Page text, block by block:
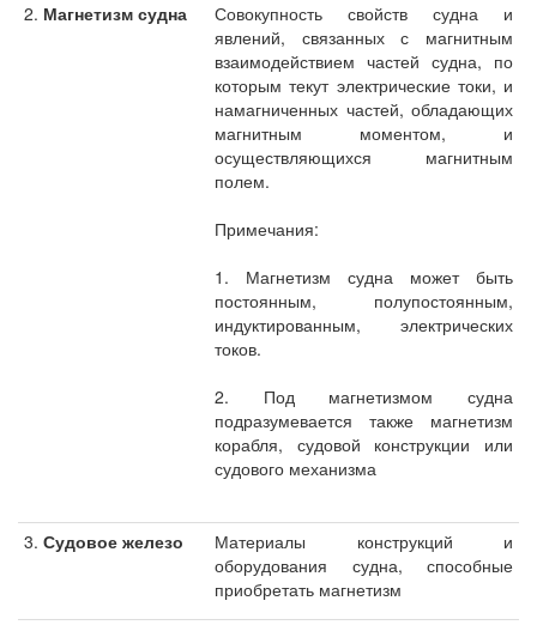
2. Магнетизм судна
Совокупность свойств судна и
явлений, связанных с магнитным
взаимодействием частей судна, по
которым текут электрические токи, и
намагниченных частей, обладающих
магнитным моментом, и
осуществляющихся магнитным
полем.
Примечания:
1. Магнетизм судна может быть
постоянным, полупостоянным,
индуктированным, электрических
токов.
2. Под магнетизмом судна
подразумевается также магнетизм
корабля, судовой конструкции или
судового механизма
3. Судовое железо
Материалы конструкций и
оборудования судна, способные
приобретать магнетизм